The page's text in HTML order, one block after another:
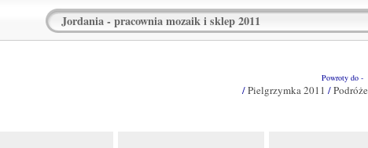
Jordania - pracownia mozaik i sklep 2011
Powroty do -
/Pielgrzymka 2011 /Podróże